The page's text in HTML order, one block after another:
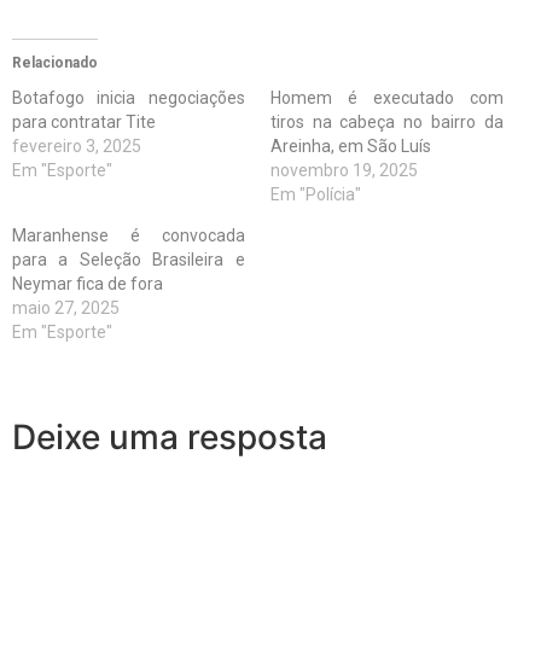
Relacionado
Botafogo inicia negociações
para contratar Tite
fevereiro 3, 2025
Em "Esporte"
Homem é executado com
tiros na cabeça no bairro da
Areinha, em São Luís
novembro 19, 2025
Em "Polícia"
Maranhense é convocada
para a Seleção Brasileira e
Neymar fica de fora
maio 27, 2025
Em "Esporte"
Deixe uma resposta